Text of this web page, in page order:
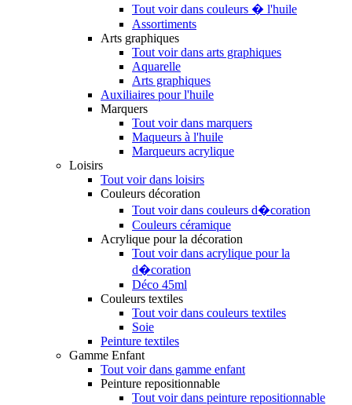
Tout voir dans couleurs � l'huile
Assortiments
Arts graphiques
Tout voir dans arts graphiques
Aquarelle
Arts graphiques
Auxiliaires pour l'huile
Marquers
Tout voir dans marquers
Maqueurs à l'huile
Marqueurs acrylique
Loisirs
Tout voir dans loisirs
Couleurs décoration
Tout voir dans couleurs d�coration
Couleurs céramique
Acrylique pour la décoration
Tout voir dans acrylique pour la
d�coration
Déco 45ml
Couleurs textiles
Tout voir dans couleurs textiles
Soie
Peinture textiles
Gamme Enfant
Tout voir dans gamme enfant
Peinture repositionnable
Tout voir dans peinture repositionnable